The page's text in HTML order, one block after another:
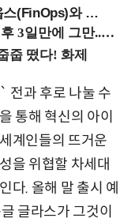
버넌스 (8/21 잠실역)
전과 후로 나눌 수
통해 혁신의 아이
계인들의 뜨거운
을 위협할 차세대
다. 올해 말 출시 예
글라스가 그것이